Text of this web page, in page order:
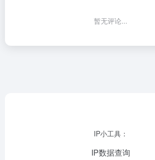
暂无评论...
IP小工具：
IP数据查询